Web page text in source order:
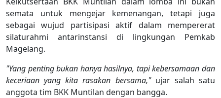
semata untuk mengejar kemenangan, tetapi juga
sebagai wujud partisipasi aktif dalam mempererat
silaturahmi antarinstansi di lingkungan Pemkab
Magelang.
"Yang penting bukan hanya hasilnya, tapi kebersamaan dan
keceriaan yang kita rasakan bersama,"ujar salah satu
anggota tim BKK Muntilan dengan bangga.